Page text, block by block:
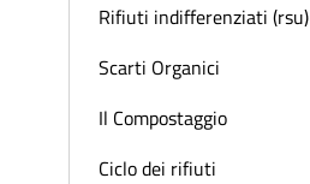
Rifiuti indifferenziati (rsu)
Scarti Organici
Il Compostaggio
Ciclo dei rifiuti